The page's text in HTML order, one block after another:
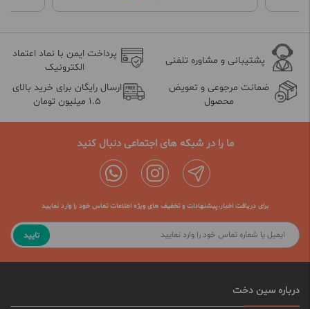
پشتیبانی و مشاوره تلفنی
پرداخت ایمن با نماد اعتماد
الکترونیک
ضمانت مرجوعی و تعویض
محصول
ارسال رایگان برای خرید بالای
1.5 میلیون تومان
ما را در شبکه های اجتماعی دنبال کنید
برای دریافت اخبار،پیشنهادات و تخفیف های ویژه اطلاعات تماس خود را وارد نمایید
تایید
درباره سین دخت